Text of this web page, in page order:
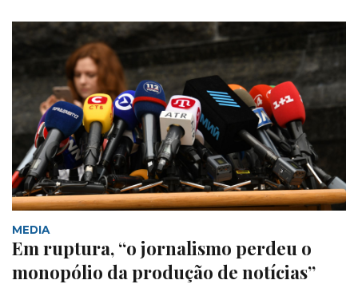
MEDIA
Em ruptura, “o jornalismo perdeu o
monopólio da produção de notícias”